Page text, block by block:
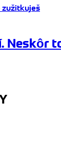
Neskôr